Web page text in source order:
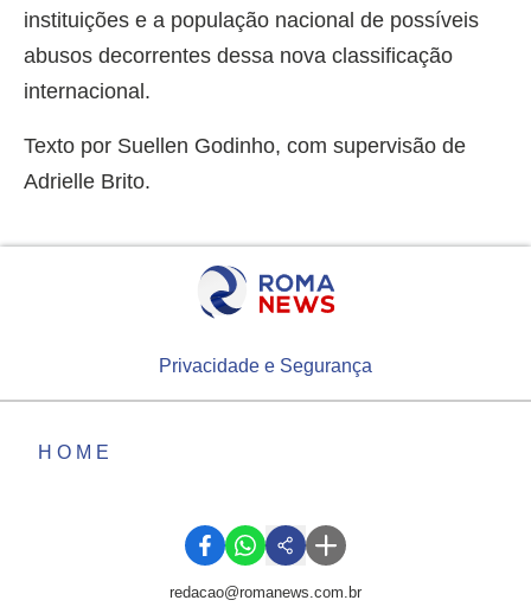
instituições e a população nacional de possíveis
abusos decorrentes dessa nova classificação
internacional.
Texto por Suellen Godinho, com supervisão de
Adrielle Brito.
Privacidade e Segurança
HOME
redacao@romanews.com.br